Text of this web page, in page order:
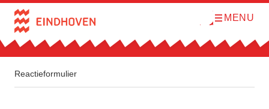
Direct naar de inhoud
O
n
m
MENU
Reactieformulier